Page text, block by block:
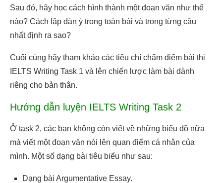
Sau đó, hãy học cách hình thành một đoạn văn như thế
nào? Cách lập dàn ý trong toàn bài và trong từng câu
nhất định ra sao?
Cuối cùng hãy tham khảo các tiêu chí chấm điểm bài thi
IELTS Writing Task 1 và lên chiến lược làm bài dành
riêng cho bản thân.
Hướng dẫn luyện IELTS Writing Task 2
Ở task 2, các bạn không còn viết về những biểu đồ nữa
mà viết một đoạn văn nói lên quan điểm cá nhân của
mình. Một số dạng bài tiêu biểu như sau:
Dạng bài Argumentative Essay.